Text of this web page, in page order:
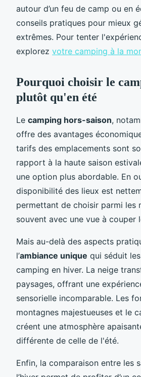
autour d’un feu de camp ou en
conseils pratiques pour mieux
extrêmes. Pour tenter
explorez votre camping à la
Pourquoi choisir le
plutôt qu'en été
Le camping hors-saison,
offre des avantages
tarifs des emplacements sont
rapport à la haute saison
une option plus abordable. En
disponibilité des lieux est
permettant de choisir parmi les
souvent avec une vue à couper
Mais au-delà des aspects
l’ambiance unique qui séduit
camping en hiver. La neige
paysages, offrant une
sensorielle incomparable. Les
montagnes majestueuses et le
créent une atmosphère
différente de celle de l'été.
Enfin, la comparaison entre les